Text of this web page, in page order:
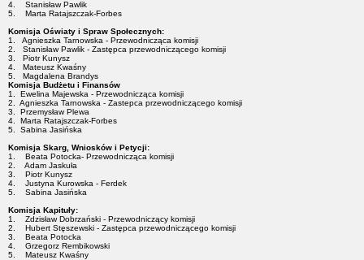
4. Stanisław Pawlik
5. Marta Ratajszczak-Forbes
Komisja Oświaty i Spraw Społecznych:
1. Agnieszka Tarnowska - Przewodnicząca komisji
2. Stanisław Pawlik - Zastępca przewodniczącego komisji
3. Piotr Kunysz
4. Mateusz Kwaśny
5. Magdalena Brandys
Komisja Budżetu i Finansów
1. Ewelina Majewska - Przewodnicząca komisji
2. Agnieszka Tarnowska - Zastepca przewodniczącego komisji
3. Przemysław Plewa
4. Marta Ratajszczak-Forbes
5. Sabina Jasińska
Komisja Skarg, Wniosków i Petycji:
1. Beata Potocka- Przewodnicząca komisji
2. Adam Jaskuła
3. Piotr Kunysz
4. Justyna Kurowska - Ferdek
5. Sabina Jasińska
Komisja Kapituły:
1. Zdzisław Dobrzański - Przewodniczący komisji
2. Hubert Stęszewski - Zastępca przewodniczącego komisji
3. Beata Potocka
4. Grzegorz Rembikowski
5. Mateusz Kwaśny